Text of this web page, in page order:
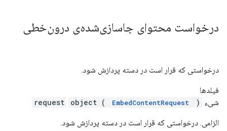
درخواست محتوای جاسازی‌شده‌ی درون‌خطی
درخواستی که قرار است در دسته پردازش شود.
فیلدها
شیء
request object ( EmbedContentRequest )
الزامی. درخواستی که قرار است در دسته پردازش شود.